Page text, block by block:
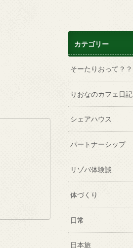
カテゴリー
そーたりおって？？
りおなのカフェ日記
シェアハウス
パートナーシップ
リゾバ体験談
体づくり
日常
日本旅